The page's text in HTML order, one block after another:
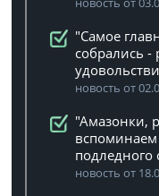
"Самое
собрались -
новость от
"Амазонки,
подледного
новость от